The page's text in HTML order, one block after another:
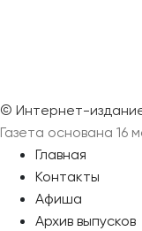
© Интернет-
Газета основана 16
Главная
Контакты
Афиша
Архив выпусков